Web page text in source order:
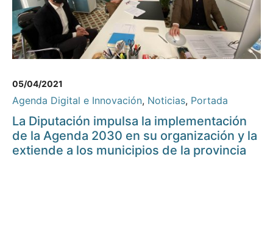
05/04/2021
Agenda Digital e Innovación, Noticias, Portada
La Diputación impulsa la implementación
de la Agenda 2030 en su organización y la
extiende a los municipios de la provincia